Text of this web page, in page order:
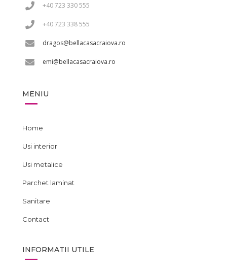
+40 723 330 555
+40 723 338 555
dragos@bellacasacraiova.ro
emi@bellacasacraiova.ro
MENIU
Home
Usi interior
Usi metalice
Parchet laminat
Sanitare
Contact
INFORMATII UTILE